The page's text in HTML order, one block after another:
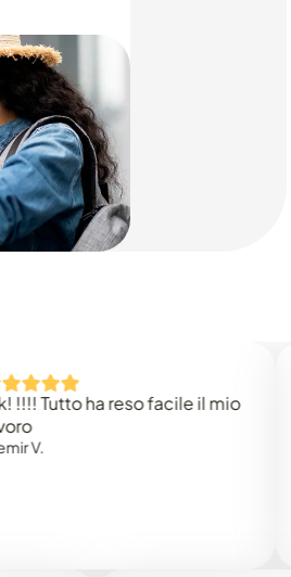
ha reso facile il mio